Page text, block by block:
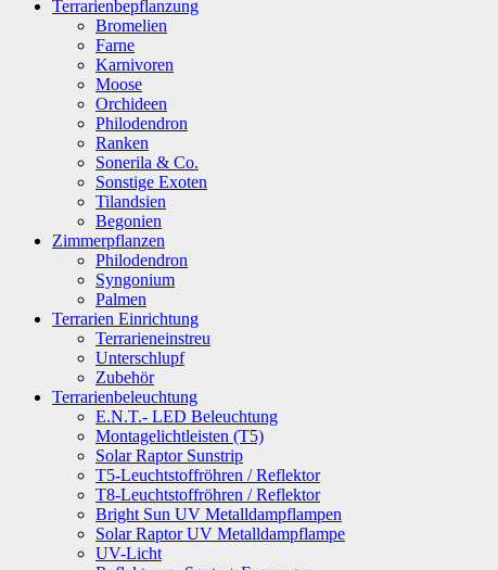
Terrarienbepflanzung
Bromelien
Farne
Karnivoren
Moose
Orchideen
Philodendron
Ranken
Sonerila & Co.
Sonstige Exoten
Tilandsien
Begonien
Zimmerpflanzen
Philodendron
Syngonium
Palmen
Terrarien Einrichtung
Terrarieneinstreu
Unterschlupf
Zubehör
Terrarienbeleuchtung
E.N.T.- LED Beleuchtung
Montagelichtleisten (T5)
Solar Raptor Sunstrip
T5-Leuchtstoffröhren / Reflektor
T8-Leuchtstoffröhren / Reflektor
Bright Sun UV Metalldampflampen
Solar Raptor UV Metalldampflampe
UV-Licht